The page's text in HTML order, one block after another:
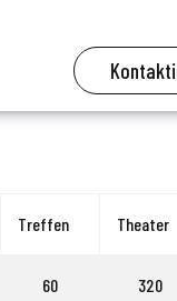
Treffen Theater
60 320